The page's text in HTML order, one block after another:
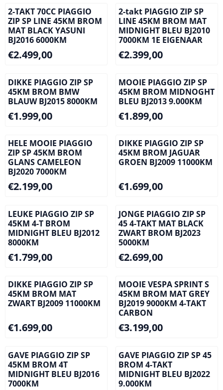
2-TAKT 70CC PIAGGIO
ZIP SP LINE 45KM BROM
MAT BLACK YASUNI
BJ2016 6000KM
Prijs: 2 499,00
€2.499,00
2-takt PIAGGIO ZIP SP
LINE 45KM BROM MAT
MIDNIGHT BLEU BJ2010
7000KM 1E EIGENAAR
Prijs: 2 399,00
€2.399,00
DIKKE PIAGGIO ZIP SP
45KM BROM BMW
BLAUW BJ2015 8000KM
Prijs: 1 999,00
€1.999,00
MOOIE PIAGGIO ZIP SP
45KM BROM MIDNOGHT
BLEU BJ2013 9.000KM
Prijs: 1 899,00
€1.899,00
HELE MOOIE PIAGGIO
ZIP SP 45KM BROM
GLANS CAMELEON
BJ2020 7000KM
Prijs: 2 199,00
€2.199,00
DIKKE PIAGGIO ZIP SP
45KM BROM JAGUAR
GROEN BJ2009 11000KM
Prijs: 1 699,00
€1.699,00
LEUKE PIAGGIO ZIP SP
45KM 4-T BROM
MIDNIGHT BLEU BJ2012
8000KM
Prijs: 1 799,00
€1.799,00
JONGE PIAGGIO ZIP SP
45 4-TAKT MAT BLACK
ZWART BROM BJ2023
5000KM
Prijs: 2 699,00
€2.699,00
DIKKE PIAGGIO ZIP SP
45KM BROM MAT
ZWART BJ2009 11000KM
Prijs: 1 699,00
€1.699,00
MOOIE VESPA SPRINT S
45KM BROM MAT GREY
BJ2019 9000KM 4-TAKT
CARBON
Prijs: 3 199,00
€3.199,00
GAVE PIAGGIO ZIP SP
45KM BROM 4T
MIDNIGHT BLEU BJ2016
7000KM
GAVE PIAGGIO ZIP SP 45
BROM 4-TAKT
MIDNIGHT BLEU BJ2022
9.000KM